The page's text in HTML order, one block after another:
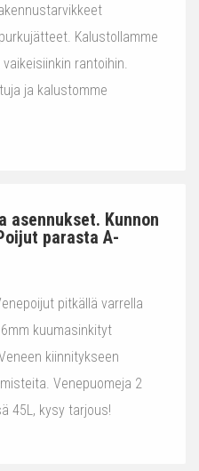
Kalustollamme
rantoihin.
ja kalustomme
asennukset. Kunnon
parasta A-
pitkällä varrella
kuumasinkityt
kiinnitykseen
Venepuomeja 2
45L, kysy tarjous!